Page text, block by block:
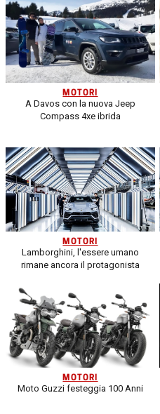
MOTORI
A Davos con la nuova Jeep
Compass 4xe ibrida
MOTORI
Lamborghini, l'essere umano
rimane ancora il protagonista
MOTORI
Moto Guzzi festeggia 100 Anni